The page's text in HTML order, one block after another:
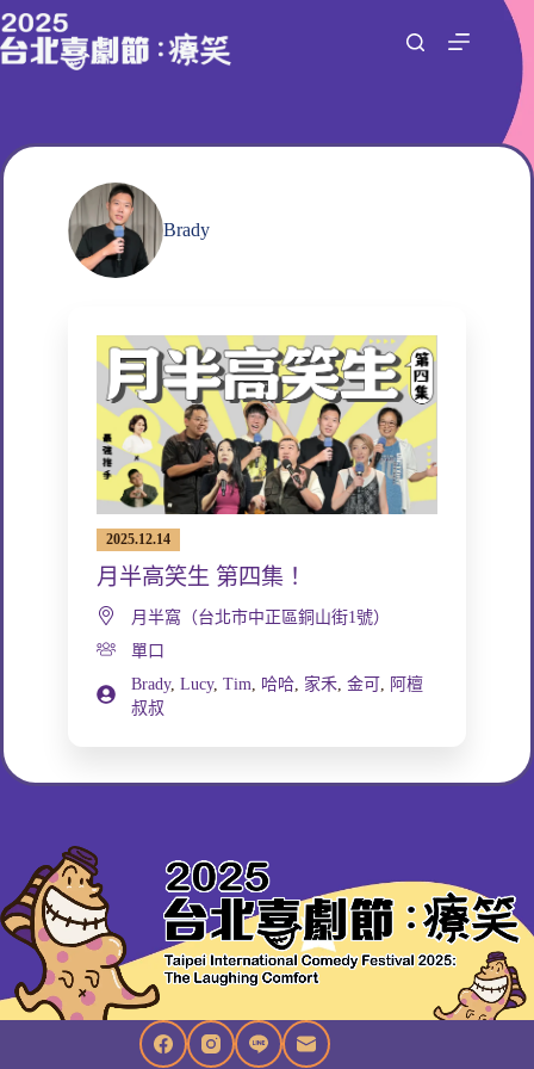
跳
至
容
Brady
2025.12.14
月半高笑生 第四集！
月半窩（台北市中正區銅山街1號）
單口
Brady, Lucy, Tim, 哈哈, 家禾, 金可 , 阿檀
叔叔